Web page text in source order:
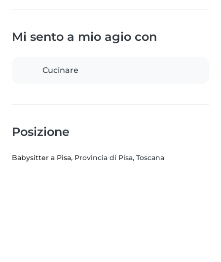
Mi sento a mio agio con
Cucinare
Posizione
Babysitter a Pisa, Provincia di Pisa, Toscana